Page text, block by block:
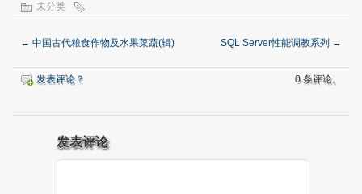
未分类
← 中国古代粮食作物及水果菜蔬(辑) SQL Server性能调教系列 →
发表评论？ 0 条评论。
发表评论